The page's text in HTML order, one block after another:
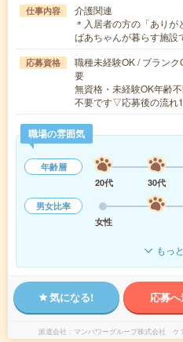
仕事内容
介護関連
＊入居者の方の「あり
ばあちゃんが暮らす施
応募資格
職種未経験OK / ブラン
要
無資格・未経験OK年齢
不要です▽応募後の流れ
職場の雰囲気
年齢層
20代
30代
男女比率
女性
もっ
気になる! 応募
派遣会社 マンパワーグループ株式会社 ケ